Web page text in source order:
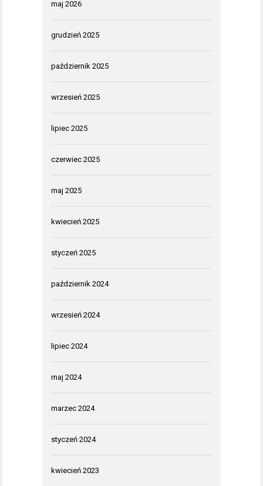
maj 2026
grudzień 2025
październik 2025
wrzesień 2025
lipiec 2025
czerwiec 2025
maj 2025
kwiecień 2025
styczeń 2025
październik 2024
wrzesień 2024
lipiec 2024
maj 2024
marzec 2024
styczeń 2024
kwiecień 2023